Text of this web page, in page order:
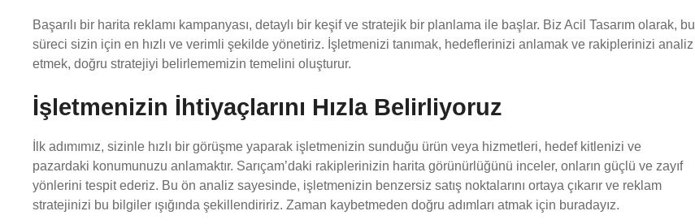
Başarılı bir harita reklamı kampanyası, detaylı bir keşif ve stratejik bir planlama ile başlar. Biz Acil Tasarım olarak, bu
süreci sizin için en hızlı ve verimli şekilde yönetiriz. İşletmenizi tanımak, hedeflerinizi anlamak ve rakiplerinizi analiz
etmek, doğru stratejiyi belirlememizin temelini oluşturur.
İşletmenizin İhtiyaçlarını Hızla Belirliyoruz
İlk adımımız, sizinle hızlı bir görüşme yaparak işletmenizin sunduğu ürün veya hizmetleri, hedef kitlenizi ve
pazardaki konumunuzu anlamaktır. Sarıçam’daki rakiplerinizin harita görünürlüğünü inceler, onların güçlü ve zayıf
yönlerini tespit ederiz. Bu ön analiz sayesinde, işletmenizin benzersiz satış noktalarını ortaya çıkarır ve reklam
stratejinizi bu bilgiler ışığında şekillendiririz. Zaman kaybetmeden doğru adımları atmak için buradayız.